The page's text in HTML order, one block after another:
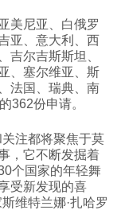
美尼亚、白俄罗
亚、意大利、西
吉尔吉斯斯坦、
、塞尔维亚、斯
法国、瑞典、南
362份申请。
注都将聚焦于莫
，它不断发掘着
个国家的年轻舞
受新发现的喜
维特兰娜·扎哈罗